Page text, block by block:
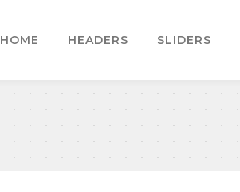
HOME HEADERS SLIDERS